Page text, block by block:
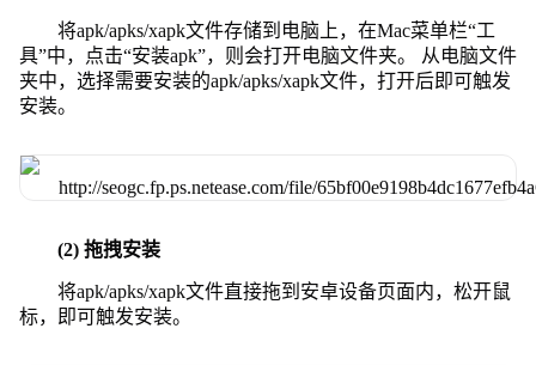
将apk/apks/xapk文件存储到电脑上，在Mac菜单栏“工
具”中，点击“安装apk”，则会打开电脑文件夹。 从电脑文件
夹中，选择需要安装的apk/apks/xapk文件，打开后即可触发
安装。
(2) 拖拽安装
将apk/apks/xapk文件直接拖到安卓设备页面内，松开鼠
标，即可触发安装。